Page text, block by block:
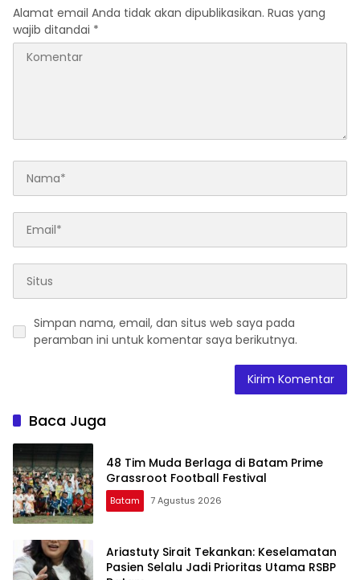
Alamat email Anda tidak akan dipublikasikan. Ruas yang
wajib ditandai *
Simpan nama, email, dan situs web saya pada
peramban ini untuk komentar saya berikutnya.
Baca Juga
48 Tim Muda Berlaga di Batam Prime
Grassroot Football Festival
Batam 7 Agustus 2026
Ariastuty Sirait Tekankan: Keselamatan
Pasien Selalu Jadi Prioritas Utama RSBP